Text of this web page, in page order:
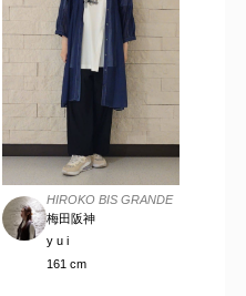
HIROKO BIS GRANDE
梅田阪神
y u i
161 cm